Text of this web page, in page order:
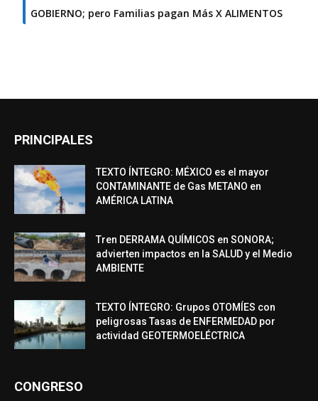
GOBIERNO; pero Familias pagan Más X ALIMENTOS
PRINCIPALES
TEXTO ÍNTEGRO: MÉXICO es el mayor
CONTAMINANTE de Gas METANO en
AMÉRICA LATINA
Tren DERRAMA QUÍMICOS en SONORA;
advierten impactos en la SALUD y el Medio
AMBIENTE
TEXTO ÍNTEGRO: Grupos OTOMÍES con
peligrosas Tasas de ENFERMEDAD por
actividad GEOTERMOELÉCTRICA
CONGRESO